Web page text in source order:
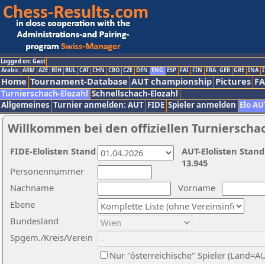
Logged on: Gast
Arabic ARM AZE BIH BUL CAT CHN CRO CZE DEN ENG ESP FAI FIN FRA GER GRE INA
Home Tournament-Database AUT championship Pictures
Turnierschach-Elozahl Schnellschach-Elozahl
Allgemeines Turnier anmelden: AUT FIDE Spieler anmelden Elo
Willkommen bei den offiziellen
Nachname
Vorname
Ebene
Personennummer
Bundesland
Spgem./Kreis/Verein
Nur "österreichische" Spieler
AUT-Elolisten
13.945
FIDE-Elolisten Stand